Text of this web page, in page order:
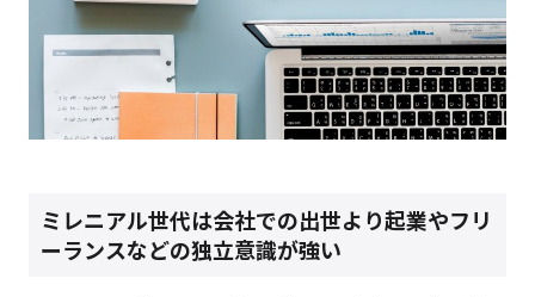
ミレニアル世代は会社での出世より起業やフリ
ーランスなどの独立意識が強い